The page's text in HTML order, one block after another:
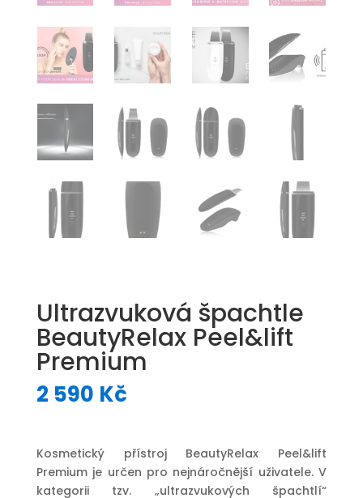
Ultrazvuková špachtle
BeautyRelax Peel&lift
Premium
2 590 Kč
Kosmetický přístroj BeautyRelax Peel&lift
Premium je určen pro nejnáročnější uživatele. V
kategorii tzv. „ultrazvukových špachtlí“